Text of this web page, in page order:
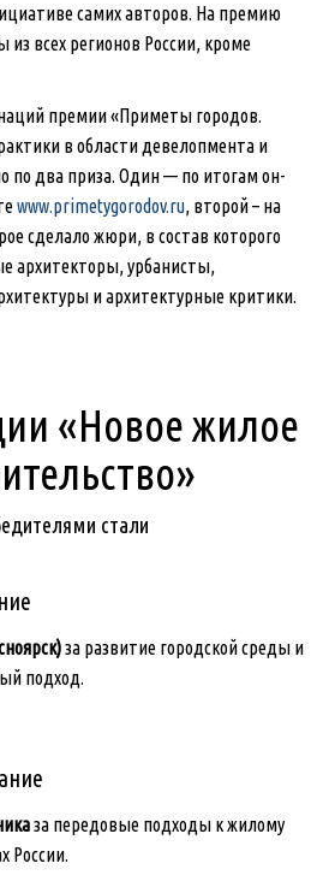
самих авторов. На премию
всех регионов России, кроме
премии «Приметы городов.
в области девелопмента и
по два приза. Один — по итогам он-
www.primetygorodov.ru, второй – на
сделало жюри, в состав которого
архитекторы, урбанисты,
и архитектурные критики.
«Новое жилое
стали
за развитие городской среды и
подход.
за передовые подходы к жилому
России.